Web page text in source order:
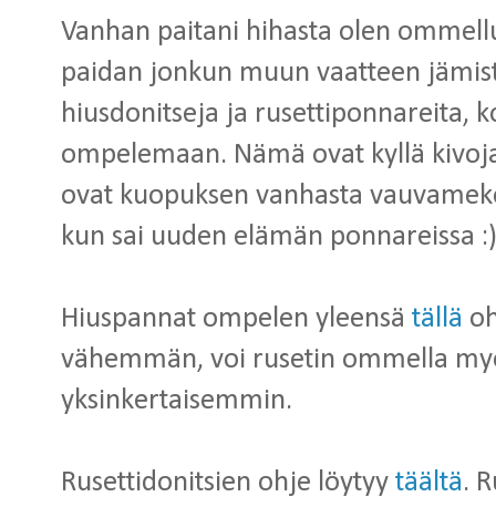
Vanhan paitani hihasta olen
paidan jonkun muun vaatteen
hiusdonitseja ja rusettiponnareita,
ompelemaan. Nämä ovat kyllä
ovat kuopuksen vanhasta
kun sai uuden elämän ponnareissa :)
Hiuspannat ompelen yleensä tällä
vähemmän, voi rusetin ommella
yksinkertaisemmin.
Rusettidonitsien ohje löytyy täältä.